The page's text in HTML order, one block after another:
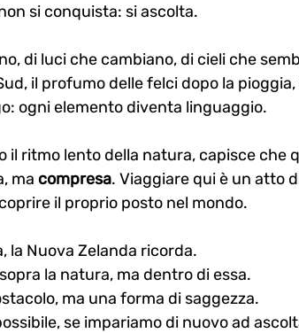
si conquista: si ascolta.
di luci che cambiano, di cieli che
il profumo delle felci dopo la pioggia,
ogni elemento diventa linguaggio.
il ritmo lento della natura, capisce che
ma compresa. Viaggiare qui è un atto
il proprio posto nel mondo.
la Nuova Zelanda ricorda.
la natura, ma dentro di essa.
ma una forma di saggezza.
se impariamo di nuovo ad